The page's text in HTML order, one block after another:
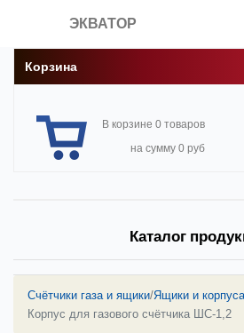
ЭКВАТОР
Корзина
В корзине 0 товаров
на сумму 0 руб
Каталог
Счётчики газа и ящики/Ящики и
Корпус для газового счётчика ШС-1,2